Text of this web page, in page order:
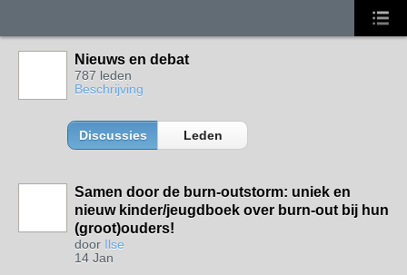
Nieuws en debat
787 leden
Beschrijving
Discussies Leden
Samen door de burn-outstorm: uniek en
nieuw kinder/jeugdboek over burn-out bij hun
(groot)ouders!
door Ilse
14 Jan